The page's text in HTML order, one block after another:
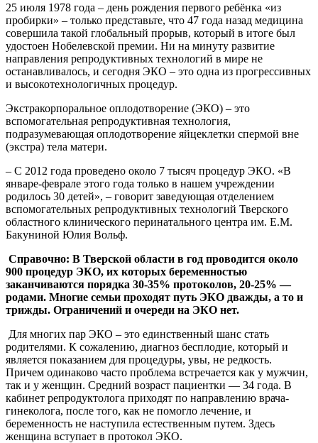
25 июля 1978 года – день рождения первого ребёнка «из
пробирки» – только представьте, что 47 года назад медицина
совершила такой глобальный прорыв, который в итоге был
удостоен Нобелевской премии. Ни на минуту развитие
направления репродуктивных технологий в мире не
останавливалось, и сегодня ЭКО – это одна из прогрессивных
и высокотехнологичных процедур.
Экстракорпоральное оплодотворение (ЭКО) – это
вспомогательная репродуктивная технология,
подразумевающая оплодотворение яйцеклетки спермой вне
(экстра) тела матери.
– С 2012 года проведено около 7 тысяч процедур ЭКО. «В
январе-феврале этого года только в нашем учреждении
родилось 30 детей», – говорит заведующая отделением
вспомогательных репродуктивных технологий Тверского
областного клинического перинатального центра им. Е.М.
Бакуниной Юлия Вольф.
Справочно: В Тверской области в год проводится около
900 процедур ЭКО, их которых беременностью
заканчиваются порядка 30-35% протоколов, 20-25% —
родами. Многие семьи проходят путь ЭКО дважды, а то и
трижды. Ограничений и очереди на ЭКО нет.
Для многих пар ЭКО – это единственный шанс стать
родителями. К сожалению, диагноз бесплодие, который и
является показанием для процедуры, увы, не редкость.
Причем одинаково часто проблема встречается как у мужчин,
так и у женщин. Средний возраст пациентки — 34 года. В
кабинет репродуктолога приходят по направлению врача-
гинеколога, после того, как не помогло лечение, и
беременность не наступила естественным путем. Здесь
женщина вступает в протокол ЭКО.